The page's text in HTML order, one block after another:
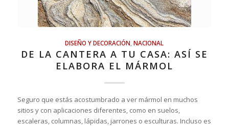
DISEÑO Y DECORACIÓN ,NACIONAL
DE LA CANTERA A TU CASA: ASÍ SE
ELABORA EL MÁRMOL
Seguro que estás acostumbrado a ver mármol en muchos
sitios y con aplicaciones diferentes, como en suelos,
escaleras, columnas, lápidas, jarrones o esculturas. Incluso es